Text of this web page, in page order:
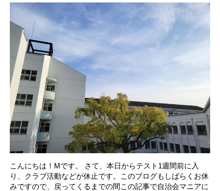
こんにちは！Mです。 さて、本日からテスト1週間前に入
り、クラブ活動などが休止です。このブログもしばらくお休
みですので、戻ってくるまでの間この記事で自治会マニアに